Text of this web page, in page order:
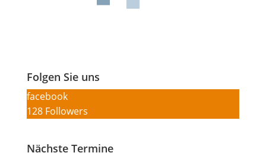
Folgen Sie uns
facebook
128 Followers
Nächste Termine